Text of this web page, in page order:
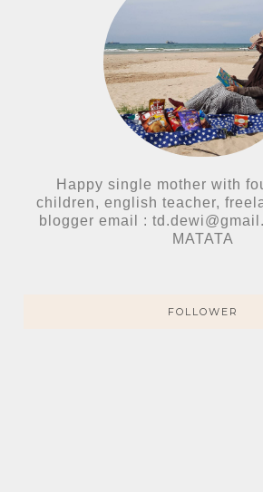
Happy single mother with
children, english teacher,
blogger email :
MATATA
FOLLOWER